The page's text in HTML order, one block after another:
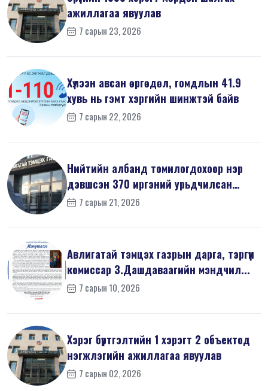
ажиллагаа явуулав
7 сарын 23, 2026
Хүлээн авсан өргөдөл, гомдлын 41.9
хувь нь гэмт хэргийн шинжтэй байв
7 сарын 22, 2026
Нийтийн албанд томилогдохоор нэр
дэвшсэн 370 иргэний урьдчилсан
мэдүүл...
7 сарын 21, 2026
Авлигатай тэмцэх газрын дарга, тэргүүн
комиссар З.Дашдаваагийн мэндчил...
7 сарын 10, 2026
Хэрэг бүртгэлтийн 1 хэрэгт 2 объектод
нэгжлэгийн ажиллагаа явуулав
7 сарын 02, 2026